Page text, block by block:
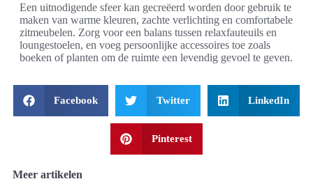
Een uitnodigende sfeer kan gecreëerd worden door gebruik te
maken van warme kleuren, zachte verlichting en comfortabele
zitmeubelen. Zorg voor een balans tussen relaxfauteuils en
loungestoelen, en voeg persoonlijke accessoires toe zoals
boeken of planten om de ruimte een levendig gevoel te geven.
Facebook Twitter LinkedIn
Pinterest
Meer artikelen